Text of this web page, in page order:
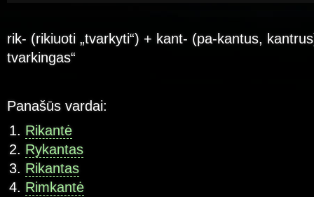
rik- (rikiuoti „tvarkyti“) + kant- (pa-kantus,
tvarkingas“
Panašūs vardai:
Rikantė
Rykantas
Rikantas
Rimkantė